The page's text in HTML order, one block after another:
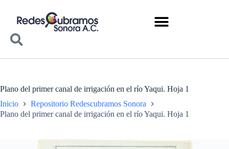
Plano del primer canal de irrigación en el río Yaqui. Hoja 1
Inicio
Repositorio Redescubramos Sonora
Plano del primer canal de irrigación en el río Yaqui. Hoja 1